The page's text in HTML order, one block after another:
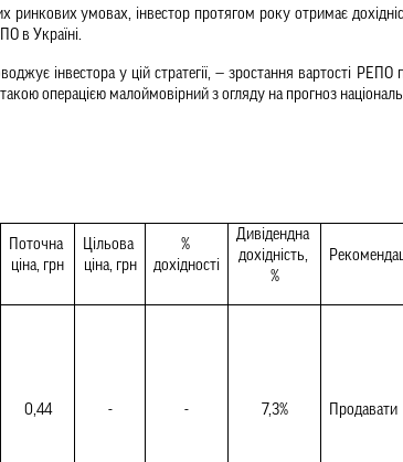
ринкових умовах, інвестор протягом року отримає
в Україні.
інвестора у цій стратегії, — зростання вартості
такою операцією малоймовірний з огляду на прогноз
Поточна
ціна, грн
Цільова
ціна, грн
%
дохідності
Дивідендна
дохідність,
%
0,44 - - 7,3% Продавати